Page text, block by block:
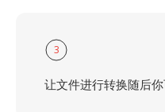
3
让文件进行转换随后